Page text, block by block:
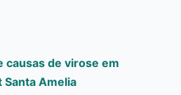
causas de virose em
Amelia